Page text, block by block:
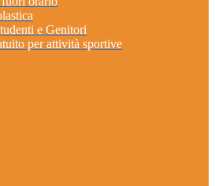
e Genitori
per attività sportive